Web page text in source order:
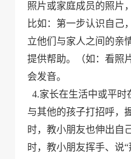
照片或家庭成员的照片
比如：第一步认识自己
立他们与家人之间的亲
提供帮助。（如：看照
会发音。
4.家长在生活中或平时
与其他的孩子打招呼，
时，教小朋友也伸出自
时，教小朋友挥手、说“